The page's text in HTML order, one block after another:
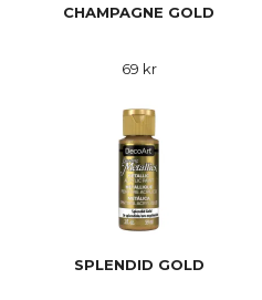
CHAMPAGNE GOLD
69 kr
SPLENDID GOLD